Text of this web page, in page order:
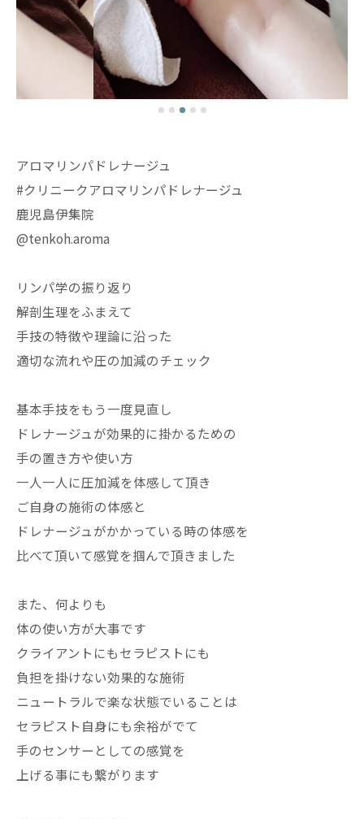
アロマリンパドレナージュ
#クリニークアロマリンパドレナージュ
鹿児島伊集院
@tenkoh.aroma
リンパ学の振り返り
解剖生理をふまえて
手技の特徴や理論に沿った
適切な流れや圧の加減のチェック
基本手技をもう一度見直し
ドレナージュが効果的に掛かるための
手の置き方や使い方
一人一人に圧加減を体感して頂き
ご自身の施術の体感と
ドレナージュがかかっている時の体感を
比べて頂いて感覚を掴んで頂きました
また、何よりも
体の使い方が大事です
クライアントにもセラピストにも
負担を掛けない効果的な施術
ニュートラルで楽な状態でいることは
セラピスト自身にも余裕がでて
手のセンサーとしての感覚を
上げる事にも繋がります